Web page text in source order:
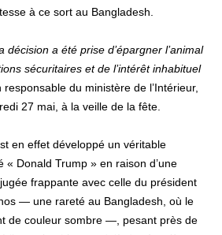
à ce sort au Bangladesh.
décision a été prise d’épargner l’animal
sécuritaires et de l’intérêt inhabituel
du ministère de l’Intérieur,
27 mai, à la veille de la fête.
en effet développé un véritable
« Donald Trump » en raison d’une
frappante avec celle du président
— une rareté au Bangladesh, où le
de couleur sombre —, pesant près de